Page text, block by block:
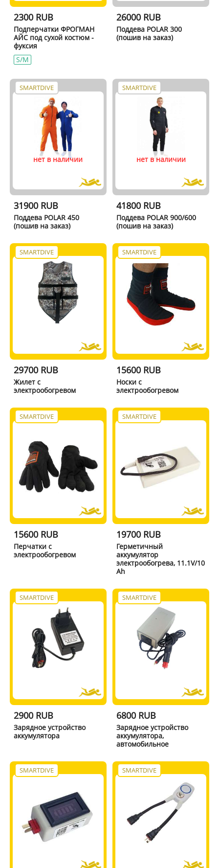
2300 RUB
Подперчатки ФРОГМАН
АЙС под сухой костюм -
фуксия
S/M
26000 RUB
Поддева POLAR 300
(пошив на заказ)
SMARTDIVE
нет в наличии
31900 RUB
Поддева POLAR 450
(пошив на заказ)
SMARTDIVE
нет в наличии
41800 RUB
Поддева POLAR 900/600
(пошив на заказ)
SMARTDIVE
29700 RUB
Жилет с
электрообогревом
SMARTDIVE
15600 RUB
Носки с
электрообогревом
SMARTDIVE
15600 RUB
Перчатки с
электрообогревом
SMARTDIVE
19700 RUB
Герметичный
аккумулятор
электрообогрева, 11.1V/10
Ah
SMARTDIVE
2900 RUB
Зарядное устройство
аккумулятора
SMARTDIVE
6800 RUB
Зарядное устройство
аккумулятора,
автомобильное
SMARTDIVE SMARTDIVE